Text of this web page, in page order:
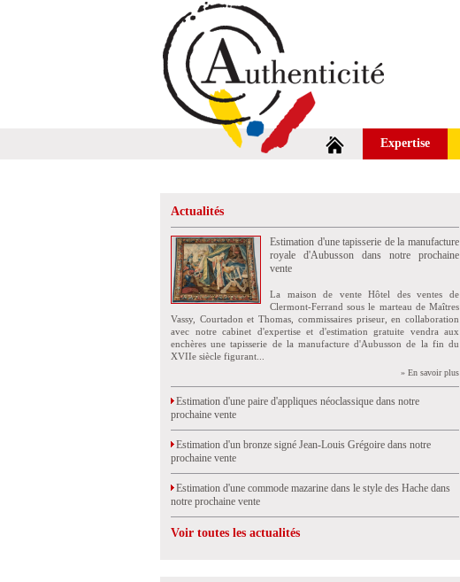
Expertise
Actualités
Estimation d'une tapisserie de la manufacture
royale d'Aubusson dans notre prochaine
vente
La maison de vente Hôtel des ventes de
Clermont-Ferrand sous le marteau de Maîtres
Vassy, Courtadon et Thomas, commissaires priseur, en collaboration
avec notre cabinet d'expertise et d'estimation gratuite vendra aux
enchères une tapisserie de la manufacture d'Aubusson de la fin du
XVIIe siècle figurant...
» En savoir plus
Estimation d'une paire d'appliques néoclassique dans notre
prochaine vente
Estimation d'un bronze signé Jean-Louis Grégoire dans notre
prochaine vente
Estimation d'une commode mazarine dans le style des Hache dans
notre prochaine vente
Voir toutes les actualités